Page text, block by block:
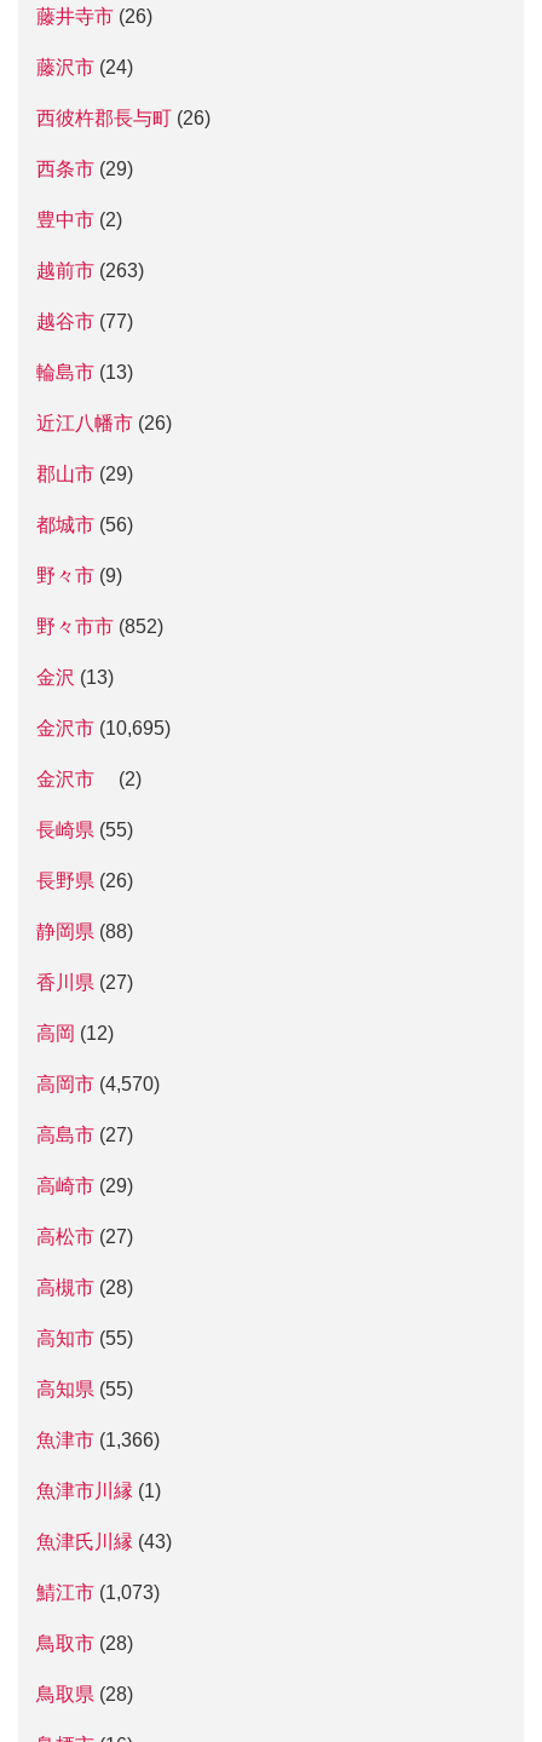
藤井寺市 (26)
藤沢市 (24)
西彼杵郡長与町 (26)
西条市 (29)
豊中市 (2)
越前市 (263)
越谷市 (77)
輪島市 (13)
近江八幡市 (26)
郡山市 (29)
都城市 (56)
野々市 (9)
野々市市 (852)
金沢 (13)
金沢市 (10,695)
金沢市 (2)
長崎県 (55)
長野県 (26)
静岡県 (88)
香川県 (27)
高岡 (12)
高岡市 (4,570)
高島市 (27)
高崎市 (29)
高松市 (27)
高槻市 (28)
高知市 (55)
高知県 (55)
魚津市 (1,366)
魚津市川縁 (1)
魚津氏川縁 (43)
鯖江市 (1,073)
鳥取市 (28)
鳥取県 (28)